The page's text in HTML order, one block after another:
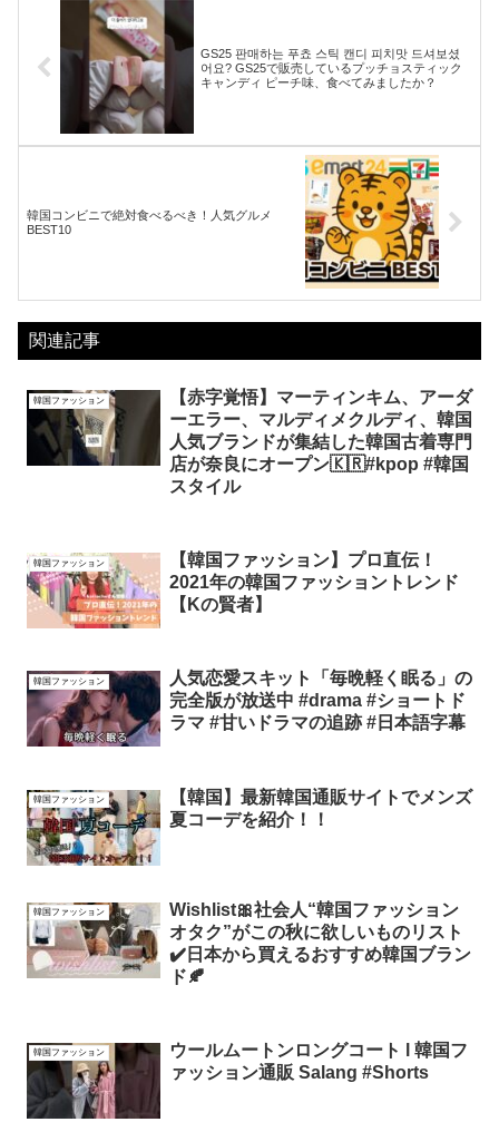
GS25 판매하는 푸쵸 스틱 캔디 피치맛 드셔보셨
어요? GS25で販売しているプッチョスティック
キャンディ ピーチ味、食べてみましたか？
韓国コンビニで絶対食べるべき！人気グルメ
BEST10
関連記事
韓国ファッション
【赤字覚悟】マーティンキム、アーダ
ーエラー、マルディメクルディ、韓国
人気ブランドが集結した韓国古着専門
店が奈良にオープン🇰🇷#kpop #韓国
スタイル
韓国ファッション
【韓国ファッション】プロ直伝！
2021年の韓国ファッショントレンド
【Kの賢者】
韓国ファッション
人気恋愛スキット「毎晩軽く眠る」の
完全版が放送中 #drama #ショートド
ラマ #甘いドラマの追跡 #日本語字幕
韓国ファッション
【韓国】最新韓国通販サイトでメンズ
夏コーデを紹介！！
韓国ファッション
Wishlist🎀社会人“韓国ファッション
オタク”がこの秋に欲しいものリスト
✔️日本から買えるおすすめ韓国ブラン
ド🍂
韓国ファッション
ウールムートンロングコート l 韓国フ
ァッション通販 Salang #Shorts